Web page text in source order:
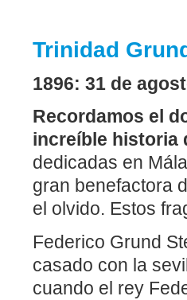
Trinidad
1896: 31 de
Recordamos el
increíble historia
dedicadas en
gran benefactora
el olvido. Estos
Federico Grund
casado con la
cuando el rey